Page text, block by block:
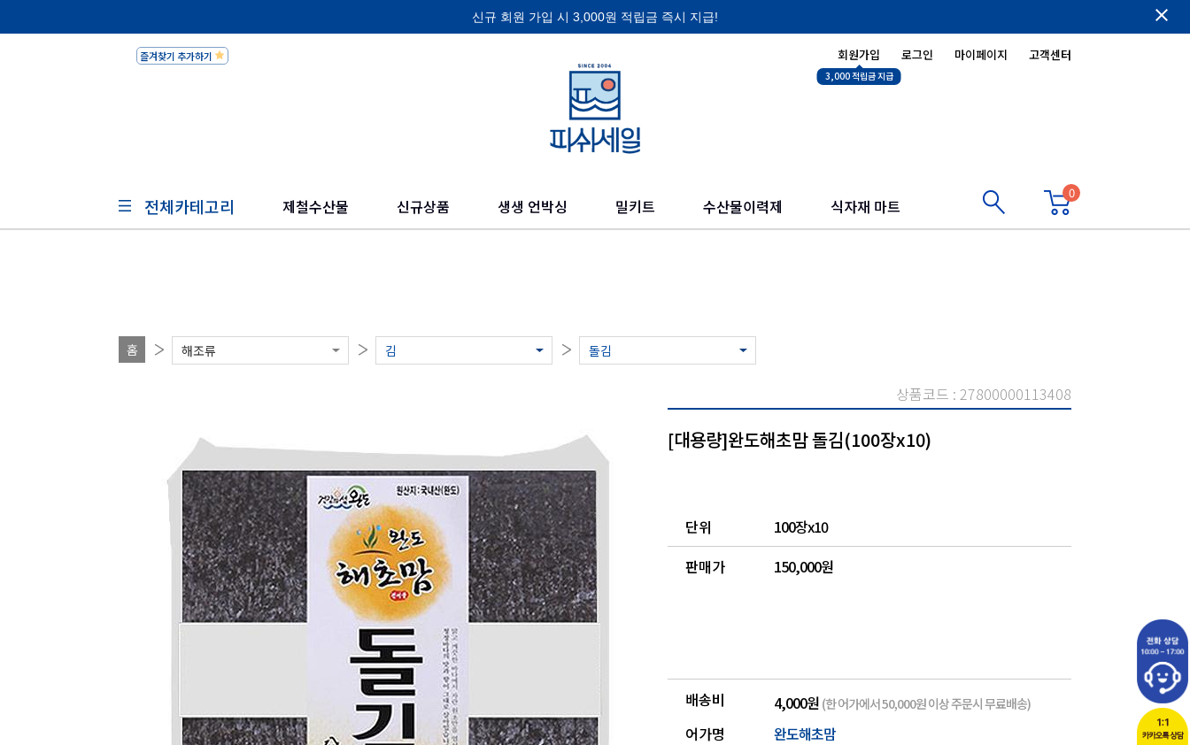
신규 회원 가입 시 3,000원 적립금 즉시 지급! close
전체카테고리 제철수산물 신규상품 생생 언박싱 밀키트 수산물이력제 식자재 마트
0
즐겨찾기 추가하기 회원가입
3,000 적립금 지급
로그인 마이페이지 고객센터
제품 찾기
홈 해조류 김 돌김
상품코드 : 27800000113408
[대용량]완도해초맘 돌김(100장x10)
단위
100장x10
판매가
150,000원
배송비 4,000원 (한 어가에서 50,000원 이상 주문시 무료배송)
어가명
완도해초맘